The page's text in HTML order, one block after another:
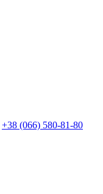
+38 (066) 580-81-80